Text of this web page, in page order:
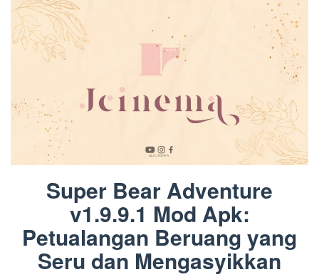
Super Bear Adventure
v1.9.9.1 Mod Apk:
Petualangan Beruang yang
Seru dan Mengasyikkan